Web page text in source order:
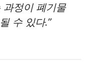
과정이 폐기물
수 있다.”